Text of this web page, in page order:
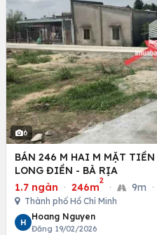
6
BÁN 246 M HAI M MẶT
LONG ĐIỀN - BÀ RỊA
1.7 ngàn · 246m
2
· 9m ·
Thành phố Hồ Chí Minh
H
Hoang Nguyen
Đăng 19/02/2026